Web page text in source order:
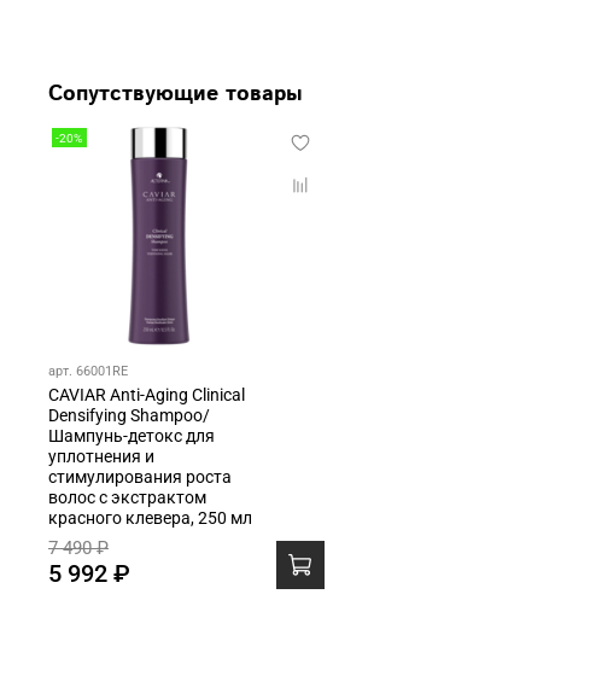
Сопутствующие товары
-20%
арт. 66001RE
CAVIAR Anti-Aging Clinical
Densifying Shampoo/
Шампунь-детокс для
уплотнения и
стимулирования роста
волос с экстрактом
красного клевера, 250 мл
7 490 ₽
5 992 ₽